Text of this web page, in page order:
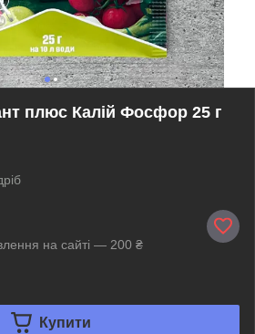
плюс Калій Фосфор 25 г
на сайті — 200 ₴
Купити